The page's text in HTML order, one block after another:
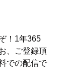
！1年365
、ご登録頂
での配信で